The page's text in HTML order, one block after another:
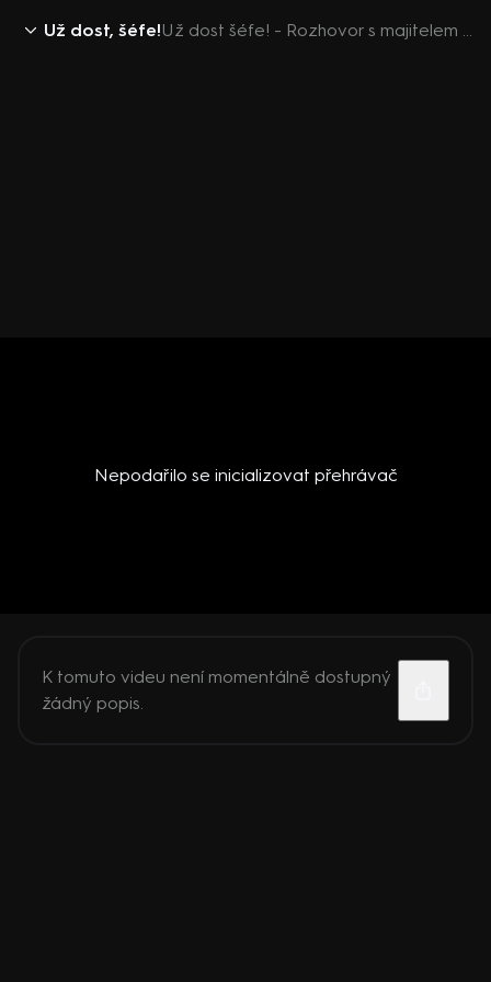
Už dost, šéfe! Už dost šéfe! - Rozhovor s majitelem restaurace U Štěpána
Nepodařilo se inicializovat přehrávač
K tomuto videu není momentálně dostupný
žádný popis.